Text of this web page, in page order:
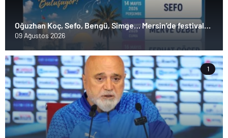
Oğuzhan Koç, Sefo, Bengü, Simge… Mersin’de festival
heyecanı başlıyor
09 Ağustos 2026
1